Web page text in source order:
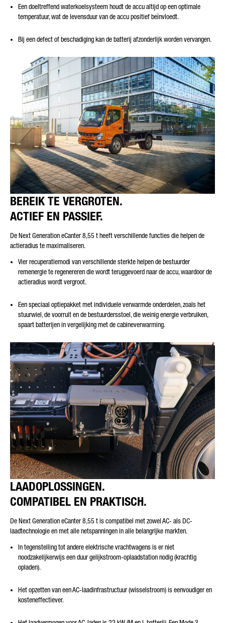
Een doeltreffend waterkoelsysteem houdt de accu altijd op een optimale
temperatuur, wat de levensduur van de accu positief beïnvloedt.
Bij een defect of beschadiging kan de batterij afzonderlijk worden vervangen.
BEREIK TE VERGROTEN.
ACTIEF EN PASSIEF.
De Next Generation eCanter 8,55 t heeft verschillende functies die helpen de
actieradius te maximaliseren.
Vier recuperatiemodi van verschillende sterkte helpen de bestuurder
remenergie te regenereren die wordt teruggevoerd naar de accu, waardoor de
actieradius wordt vergroot.
Een speciaal optiepakket met individuele verwarmde onderdelen, zoals het
stuurwiel, de voorruit en de bestuurdersstoel, die weinig energie verbruiken,
spaart batterijen in vergelijking met de cabineverwarming.
LAADOPLOSSINGEN.
COMPATIBEL EN PRAKTISCH.
De Next Generation eCanter 8,55 t is compatibel met zowel AC- als DC-
laadtechnologie en met alle netspanningen in alle belangrijke markten.
In tegenstelling tot andere elektrische vrachtwagens is er niet
noodzakelijkerwijs een duur gelijkstroom-oplaadstation nodig (krachtig
opladen).
Het opzetten van een AC-laadinfrastructuur (wisselstroom) is eenvoudiger en
kosteneffectiever.